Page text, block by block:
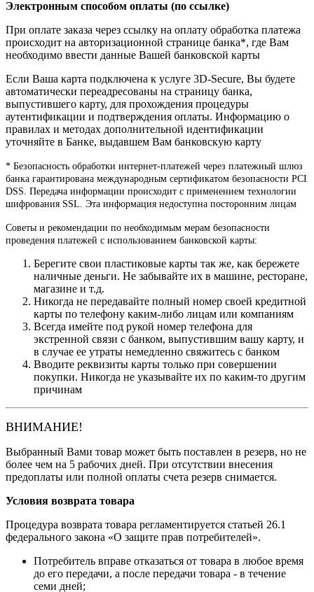
Электронным способом оплаты (по ссылке)
При оплате заказа через ссылку на оплату обработка платежа
происходит на авторизационной странице банка*, где Вам
необходимо ввести данные Вашей банковской карты
Если Ваша карта подключена к услуге 3D-Secure, Вы будете
автоматически переадресованы на страницу банка,
выпустившего карту, для прохождения процедуры
аутентификации и подтверждения оплаты. Информацию о
правилах и методах дополнительной идентификации
уточняйте в Банке, выдавшем Вам банковскую карту
* Безопасность обработки интернет-платежей через платежный шлюз
банка гарантирована международным сертификатом безопасности PCI
DSS. Передача информации происходит с применением технологии
шифрования SSL. Эта информация недоступна посторонним лицам
Советы и рекомендации по необходимым мерам безопасности
проведения платежей с использованием банковской карты:
Берегите свои пластиковые карты так же, как бережете
наличные деньги. Не забывайте их в машине, ресторане,
магазине и т.д.
Никогда не передавайте полный номер своей кредитной
карты по телефону каким-либо лицам или компаниям
Всегда имейте под рукой номер телефона для
экстренной связи с банком, выпустившим вашу карту, и
в случае ее утраты немедленно свяжитесь с банком
Вводите реквизиты карты только при совершении
покупки. Никогда не указывайте их по каким-то другим
причинам
ВНИМАНИЕ!
Выбранный Вами товар может быть поставлен в резерв, но не
более чем на 5 рабочих дней. При отсутствии внесения
предоплаты или полной оплаты счета резерв снимается.
Условия возврата товара
Процедура возврата товара регламентируется статьей 26.1
федерального закона «О защите прав потребителей».
Потребитель вправе отказаться от товара в любое время
до его передачи, а после передачи товара - в течение
семи дней;